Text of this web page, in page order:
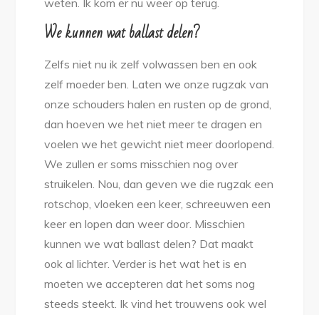
weten. Ik kom er nu weer op terug.
We kunnen wat ballast delen?
Zelfs niet nu ik zelf volwassen ben en ook
zelf moeder ben. Laten we onze rugzak van
onze schouders halen en rusten op de grond,
dan hoeven we het niet meer te dragen en
voelen we het gewicht niet meer doorlopend.
We zullen er soms misschien nog over
struikelen. Nou, dan geven we die rugzak een
rotschop, vloeken een keer, schreeuwen een
keer en lopen dan weer door. Misschien
kunnen we wat ballast delen? Dat maakt
ook al lichter. Verder is het wat het is en
moeten we accepteren dat het soms nog
steeds steekt. Ik vind het trouwens ook wel